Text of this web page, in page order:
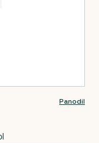
Panodil